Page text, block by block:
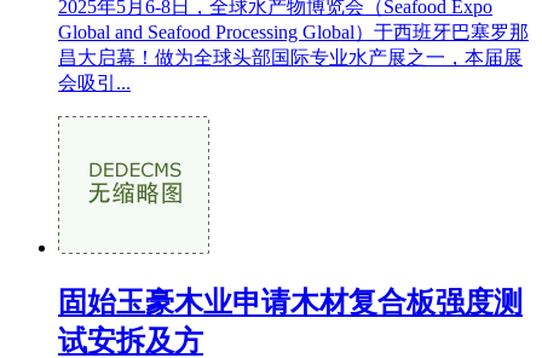
2025年5月6-8日，全球水产物博览会（Seafood Expo
Global and Seafood Processing Global）于西班牙巴塞罗那
昌大启幕！做为全球头部国际专业水产展之一，本届展
会吸引...
固始玉豪木业申请木材复合板强度测
试安拆及方